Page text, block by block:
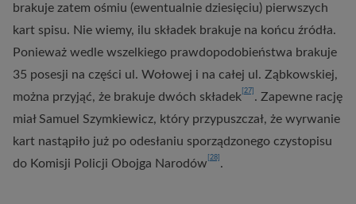
brakuje zatem ośmiu (ewentualnie dziesięciu) pierwszych
kart spisu. Nie wiemy, ilu składek brakuje na końcu źródła.
Ponieważ wedle wszelkiego prawdopodobieństwa brakuje
35 posesji na części ul. Wołowej i na całej ul. Ząbkowskiej,
można przyjąć, że brakuje dwóch składek[27] . Zapewne rację
miał Samuel Szymkiewicz, który przypuszczał, że wyrwanie
kart nastąpiło już po odesłaniu sporządzonego czystopisu
do Komisji Policji Obojga Narodów [28] .